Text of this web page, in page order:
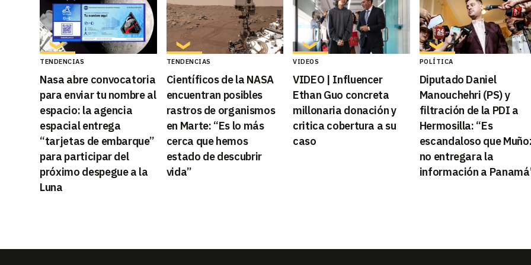
TENDENCIAS
Nasa abre convocatoria
para enviar tu nombre al
espacio: la agencia
espacial entrega
“tarjetas de embarque”
para participar del
próximo despegue a la
Luna
TENDENCIAS
Científicos de la NASA
encuentran posibles
rastros de organismos
en Marte: “Es lo más
cerca que hemos
estado de descubrir
vida”
VIDEOS
VIDEO | Influencer
Ethan Guo concreta
millonaria donación y
critica cobertura a su
caso
POLÍTICA
Diputado Daniel
Manouchehri (PS) y
filtración de la PDI a
Hermosilla: “Es
escandaloso que
no entregara la
información a